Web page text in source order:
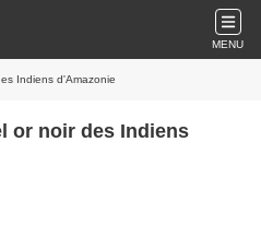
MENU
Indiens d'Amazonie
or noir des Indiens